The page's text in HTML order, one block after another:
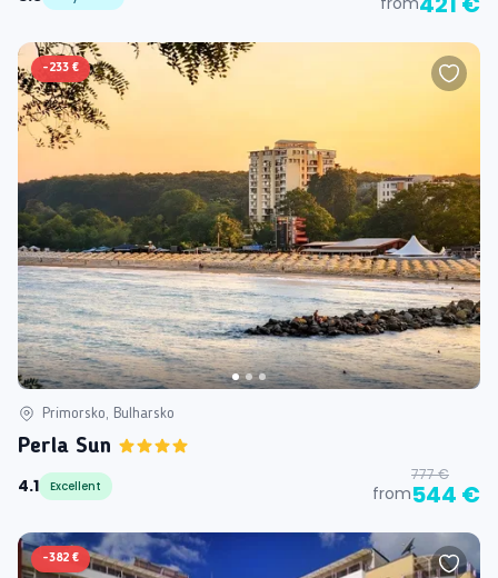
-233 €
Primorsko, Bulharsko
Perla Sun
4.1
Excellent from
777 €
544 €
-382 €